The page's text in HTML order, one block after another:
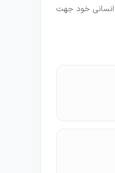
انسانی خود جهت